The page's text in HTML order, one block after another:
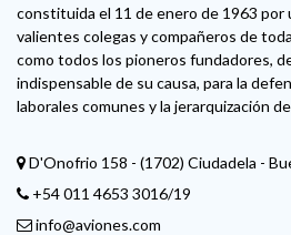
constituida el 11 de enero de 1963 por
valientes colegas y compañeros de
como todos los pioneros fundadores,
indispensable de su causa, para la
laborales comunes y la jerarquización
D'Onofrio 158 - (1702) Ciudadela -
+54 011 4653 3016/19
info@aviones.com